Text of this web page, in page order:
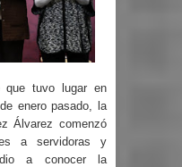
que tuvo lugar en
enero pasado, la
Álvarez comenzó
a servidoras y
a conocer la